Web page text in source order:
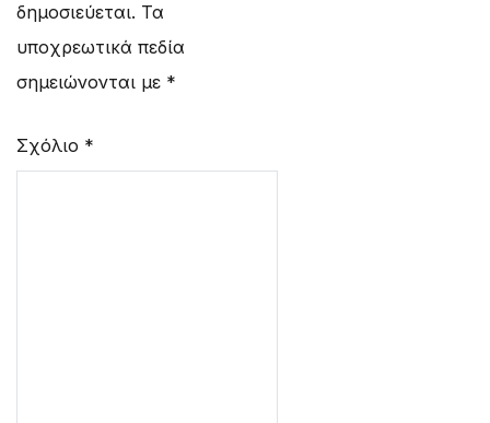
δημοσιεύεται. Τα
υποχρεωτικά πεδία
σημειώνονται με *
Σχόλιο *